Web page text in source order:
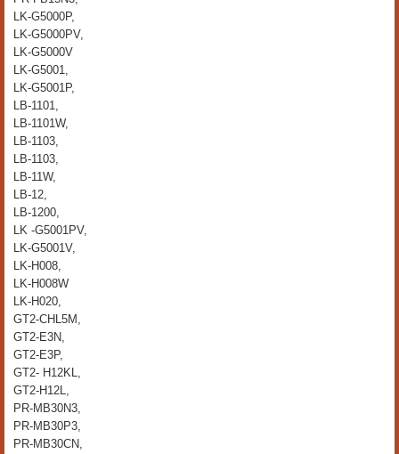
LK-G5000P,
LK-G5000PV,
LK-G5000V
LK-G5001,
LK-G5001P,
LB-1101,
LB-1101W,
LB-1103,
LB-1103,
LB-11W,
LB-12,
LB-1200,
LK -G5001PV,
LK-G5001V,
LK-H008,
LK-H008W
LK-H020,
GT2-CHL5M,
GT2-E3N,
GT2-E3P,
GT2- H12KL,
GT2-H12L,
PR-MB30N3,
PR-MB30P3,
PR-MB30CN,